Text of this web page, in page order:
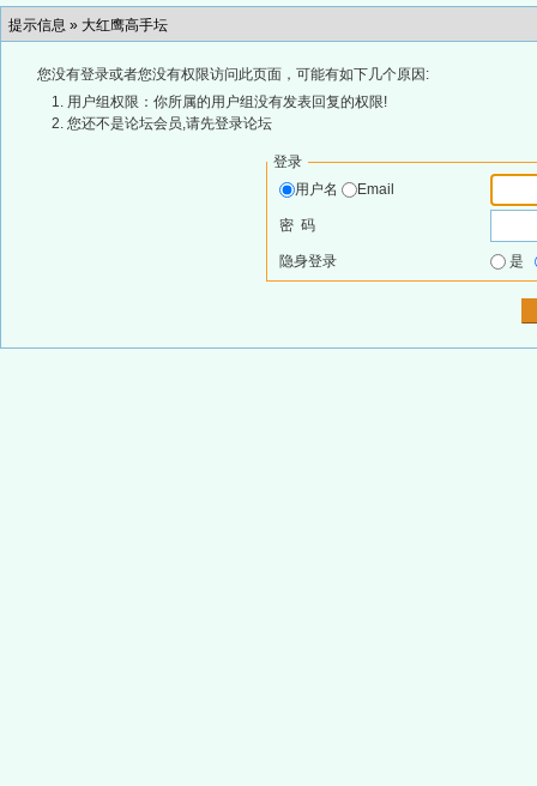
提示信息 » 大红鹰高手坛
您没有登录或者您没有权限访问此页面，可能有如下几个原因:
用户组权限：你所属的用户组没有发表回复的权限!
您还不是论坛会员,请先登录论坛
登录
用户名
Email
密 码
隐身登录 是